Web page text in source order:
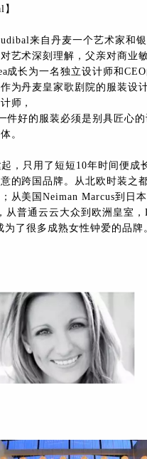
来自丹麦一个艺术家和
艺术深刻理解，父亲对商业
成长为一名独立设计师和
为丹麦皇家歌剧院的服装设
师，
件好的服装必须是别具匠心
。
，只用了短短10年时间便成
的跨国品牌。从北欧时装之
从美国Neiman Marcus到日本
从普通云云大众到欧洲皇室，
了很多成熟女性钟爱的品牌